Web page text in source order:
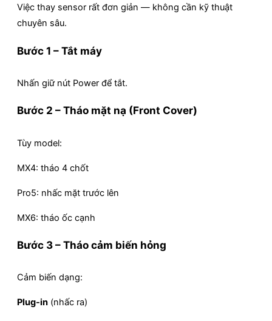
Việc thay sensor rất đơn giản — không cần kỹ thuật
chuyên sâu.
Bước 1 – Tắt máy
Nhấn giữ nút Power để tắt.
Bước 2 – Tháo mặt nạ (Front Cover)
Tùy model:
MX4: tháo 4 chốt
Pro5: nhấc mặt trước lên
MX6: tháo ốc cạnh
Bước 3 – Tháo cảm biến hỏng
Cảm biến dạng:
Plug-in (nhấc ra)